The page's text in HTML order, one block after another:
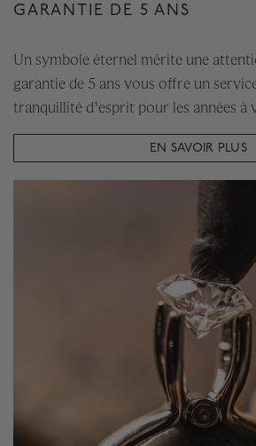
GARANTIE DE 5 ANS
Un symbole éternel mérite une
garantie de 5 ans vous offre un
tranquillité d’esprit pour les années à
EN SAVOIR PLUS